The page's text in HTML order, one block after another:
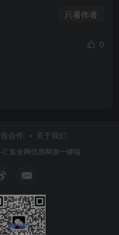
只看作者
0
合作 关于我们
汇集全网优质网游一键端